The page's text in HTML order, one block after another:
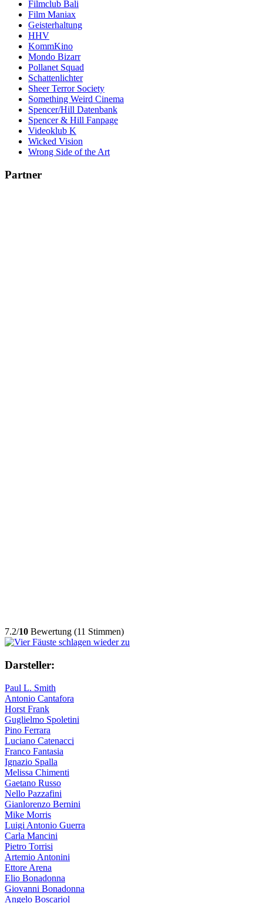
Filmclub Bali
Film Maniax
Geisterhaltung
HHV
KommKino
Mondo Bizarr
Pollanet Squad
Schattenlichter
Sheer Terror Society
Something Weird Cinema
Spencer/Hill Datenbank
Spencer & Hill Fanpage
Videoklub K
Wicked Vision
Wrong Side of the Art
Partner
7.2/10 Bewertung (11 Stimmen)
Darsteller:
Paul L. Smith
Antonio Cantafora
Horst Frank
Guglielmo Spoletini
Pino Ferrara
Luciano Catenacci
Franco Fantasia
Ignazio Spalla
Melissa Chimenti
Gaetano Russo
Nello Pazzafini
Gianlorenzo Bernini
Mike Morris
Luigi Antonio Guerra
Carla Mancini
Pietro Torrisi
Artemio Antonini
Ettore Arena
Elio Bonadonna
Giovanni Bonadonna
Angelo Boscariol